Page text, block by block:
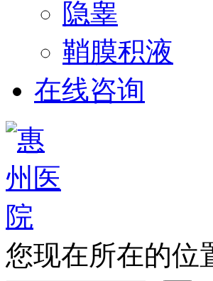
隐睾
鞘膜积液
在线咨询
您现在所在的位